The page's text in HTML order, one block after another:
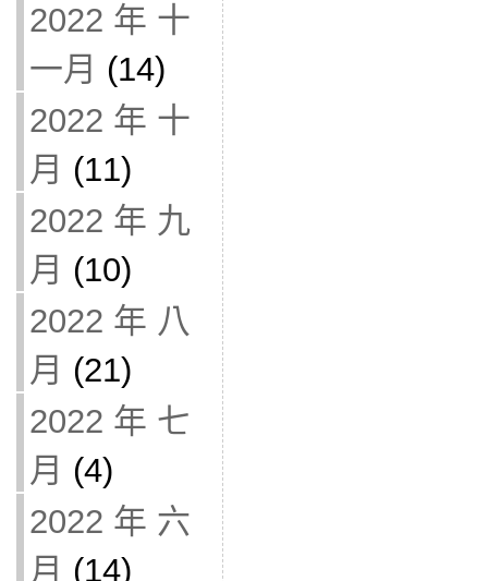
2022 年 十
一月 (14)
2022 年 十
月 (11)
2022 年 九
月 (10)
2022 年 八
月 (21)
2022 年 七
月 (4)
2022 年 六
月 (14)